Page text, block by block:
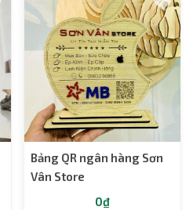
Bảng QR ngân hàng Sơn
Vân Store
0₫